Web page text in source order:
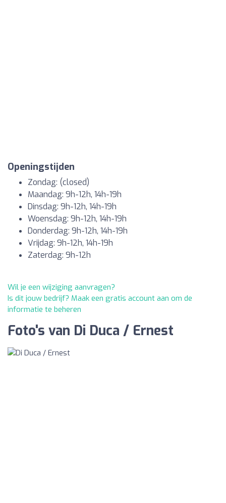
Openingstijden
Zondag: (closed)
Maandag: 9h-12h, 14h-19h
Dinsdag: 9h-12h, 14h-19h
Woensdag: 9h-12h, 14h-19h
Donderdag: 9h-12h, 14h-19h
Vrijdag: 9h-12h, 14h-19h
Zaterdag: 9h-12h
Wil je een wijziging aanvragen?
Is dit jouw bedrijf? Maak een gratis account aan om de
informatie te beheren
Foto's van Di Duca / Ernest